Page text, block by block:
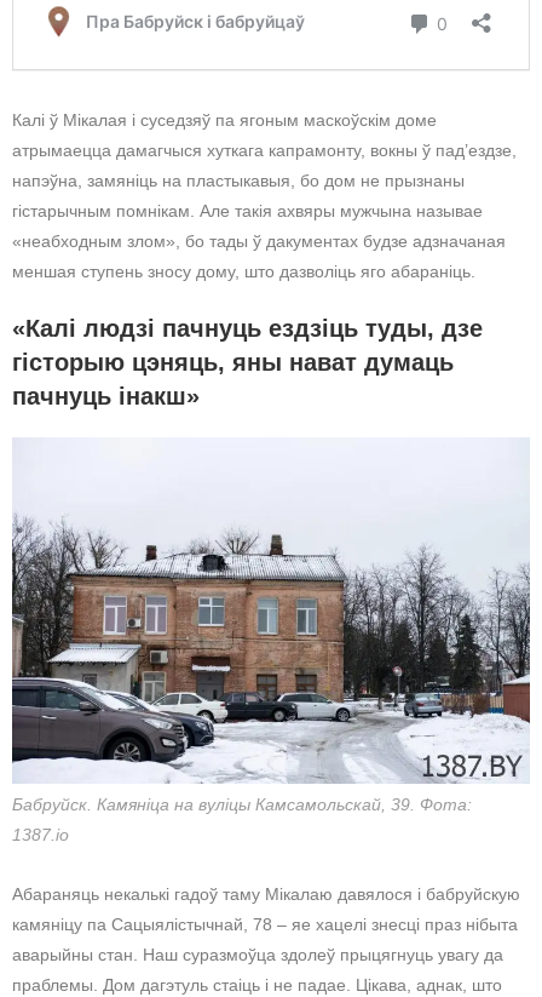
Калі ў Мікалая і суседзяў па ягоным маскоўскім доме
атрымаецца дамагчыся хуткага капрамонту, вокны ў пад’ездзе,
напэўна, замяніць на пластыкавыя, бо дом не прызнаны
гістарычным помнікам. Але такія ахвяры мужчына называе
«неабходным злом», бо тады ў дакументах будзе адзначаная
меншая ступень зносу дому, што дазволіць яго абараніць.
«Калі людзі пачнуць ездзіць туды, дзе
гісторыю цэняць, яны нават думаць
пачнуць інакш»
Бабруйск. Камяніца на вуліцы Камсамольскай, 39. Фота:
1387.io
Абараняць некалькі гадоў таму Мікалаю давялося і бабруйскую
камяніцу па Сацыялістычнай, 78 – яе хацелі знесці праз нібыта
аварыйны стан. Наш суразмоўца здолеў прыцягнуць увагу да
праблемы. Дом дагэтуль стаіць і не падае. Цікава, аднак, што